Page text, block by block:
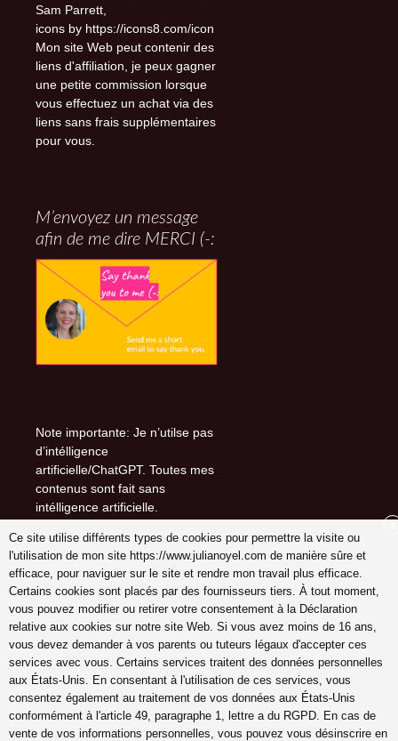
Sam Parrett,
icons by https://icons8.com/icon
Mon site Web peut contenir des
liens d'affiliation, je peux gagner
une petite commission lorsque
vous effectuez un achat via des
liens sans frais supplémentaires
pour vous.
M’envoyez un message
afin de me dire MERCI (-:
Note importante: Je n’utilse pas
d’intélligence
artificielle/ChatGPT. Toutes mes
contenus sont fait sans
intélligence artificielle.
Suivez-moi sur (-:
youtube
INSTAGRAM
Pinterest
coach en gestion émotions,
communication, relation, amour
Ce site utilise différents types de cookies pour permettre la visite ou
l'utilisation de mon site https://www.julianoyel.com de manière sûre et
efficace, pour naviguer sur le site et rendre mon travail plus efficace.
Certains cookies sont placés par des fournisseurs tiers. À tout moment,
vous pouvez modifier ou retirer votre consentement à la Déclaration
relative aux cookies sur notre site Web. Si vous avez moins de 16 ans,
vous devez demander à vos parents ou tuteurs légaux d'accepter ces
services avec vous. Certains services traitent des données personnelles
aux États-Unis. En consentant à l'utilisation de ces services, vous
consentez également au traitement de vos données aux États-Unis
conformément à l'article 49, paragraphe 1, lettre a du RGPD. En cas de
vente de vos informations personnelles, vous pouvez vous désinscrire en